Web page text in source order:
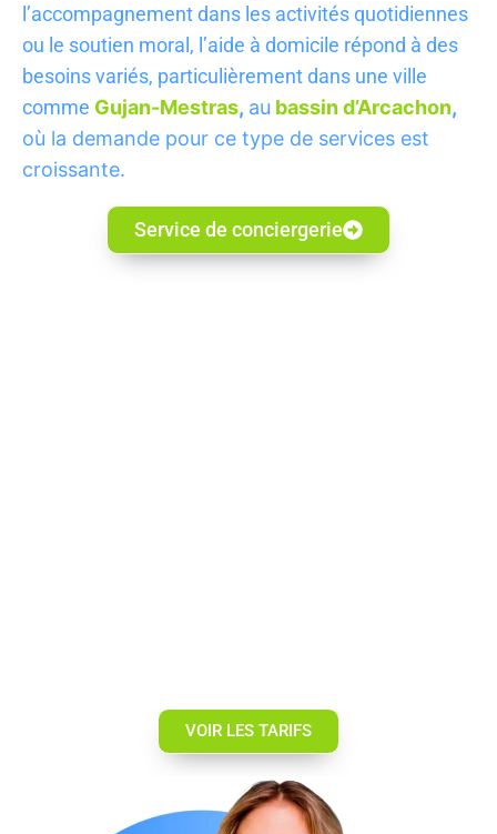
l’accompagnement dans les activités quotidiennes
ou le soutien moral, l’aide à domicile répond à des
besoins variés, particulièrement dans une ville
comme Gujan-Mestras, au bassind’Arcachon,
où la demande pour ce type de services est
croissante.
Service de conciergerie
VOIR LES TARIFS